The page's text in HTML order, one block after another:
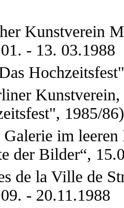
Kunstverein
- 13. 03.1988
1985/
Galerie im
der Bilder“,
de la Ville de
- 20.11.1988